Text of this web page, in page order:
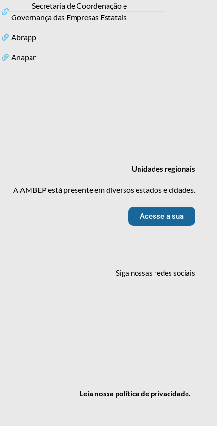
Secretaria de Coordenação e
Governança das Empresas Estatais
Abrapp
Anapar
Unidades regionais
A AMBEP está presente em diversos estados e cidades.
Acesse a sua
Siga nossas redessociais
Leia nossa política de privacidade.